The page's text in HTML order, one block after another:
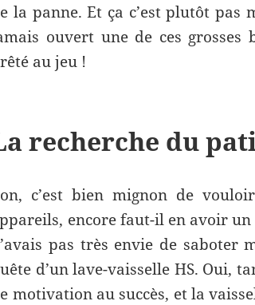
la panne. Et ça c’est plutôt
ouvert une de ces grosses
au jeu !
recherche du
c’est bien mignon de
encore faut-il en avoir
pas très envie de saboter
d’un lave-vaisselle HS. Oui,
motivation au succès, et la